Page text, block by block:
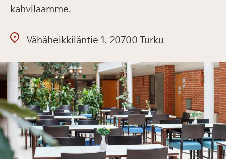
kahvilaamme.
Vähäheikkiläntie 1, 20700 Turku